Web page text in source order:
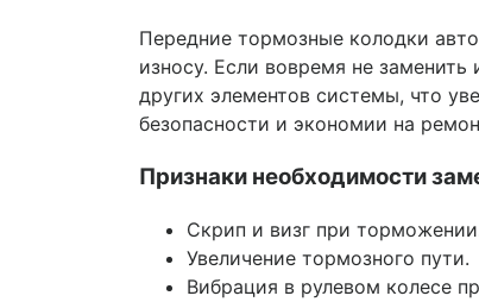
Передние тормозные колодки
износу. Если вовремя не
других элементов системы, что
безопасности и экономии на
Признаки необходимости
Скрип и визг при
Увеличение тормозного пути.
Вибрация в рулевом колесе